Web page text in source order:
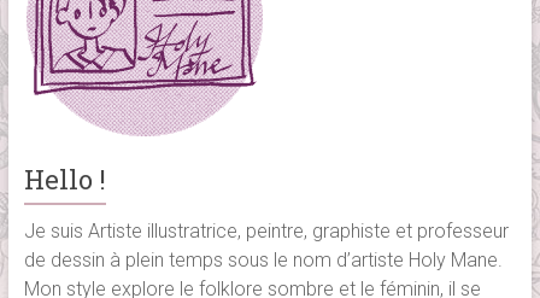
Hello !
Je suis Artiste illustratrice, peintre, graphiste et professeur
de dessin à plein temps sous le nom d’artiste Holy Mane.
Mon style explore le folklore sombre et le féminin, il se